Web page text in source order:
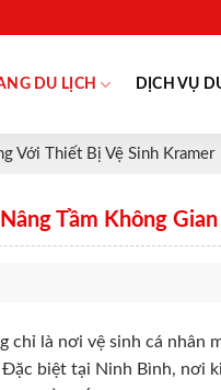
DU LỊCH DỊCH VỤ
Với Thiết Bị Vệ Sinh Kramer
Tầm Không
chỉ là nơi vệ sinh cá
biệt tại Ninh Bình, nơi